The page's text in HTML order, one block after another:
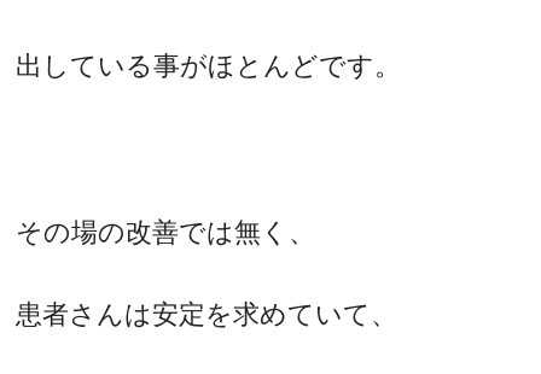
出している事がほとんどです。
その場の改善では無く、
患者さんは安定を求めていて、